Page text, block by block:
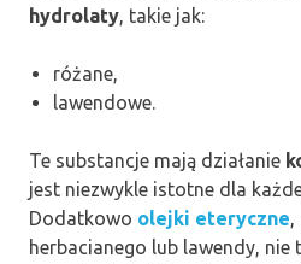
hydrolaty, takie jak:
różane,
lawendowe.
Te substancje mają działanie
jest niezwykle istotne dla
Dodatkowo olejki eteryczne,
herbacianego lub lawendy, nie